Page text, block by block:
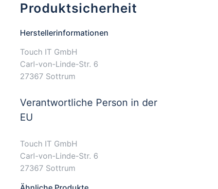
Produktsicherheit
Herstellerinformationen
Touch IT GmbH
Carl-von-Linde-Str. 6
27367 Sottrum
Verantwortliche Person in der
EU
Touch IT GmbH
Carl-von-Linde-Str. 6
27367 Sottrum